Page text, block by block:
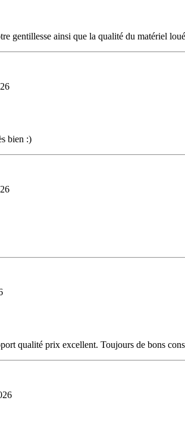
gentillesse ainsi que la qualité du matériel
bien :)
qualité prix excellent. Toujours de bons